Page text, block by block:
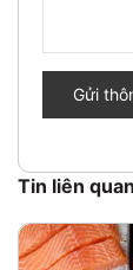
Gửi
Tin liên quan